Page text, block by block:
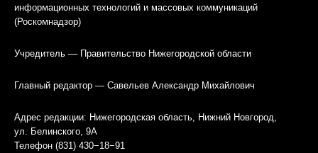
информационных технологий и массовых коммуникаций
(Роскомнадзор)
Учредитель — Правительство Нижегородской области
Главный редактор — Савельев Александр Михайлович
Адрес редакции: Нижегородская область, Нижний Новгород,
ул. Белинского, 9А
Телефон (831) 430−18−91